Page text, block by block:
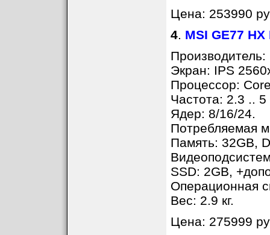
Цена: 253990
4. MSI GE77
Производитель:
Экран: IPS
Процессор:
Частота: 2.3 .. 5
Ядер: 8/16/24.
Потребляемая
Память: 32GB,
SSD: 2GB,
Операционная
Вес: 2.9 кг.
Цена: 275999